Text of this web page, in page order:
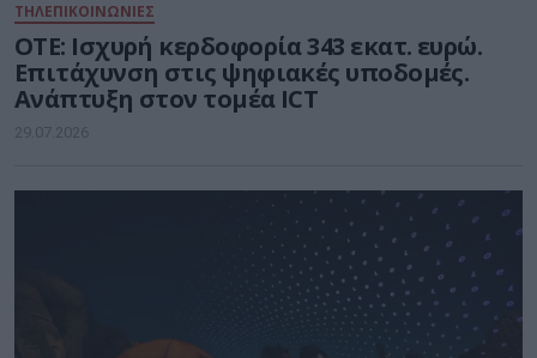
ΤΗΛΕΠΙΚΟΙΝΩΝΙΕΣ
ΟΤΕ: Ισχυρή κερδοφορία 343 εκατ. ευρώ.
Επιτάχυνση στις ψηφιακές υποδομές.
Ανάπτυξη στον τομέα ICT
29.07.2026